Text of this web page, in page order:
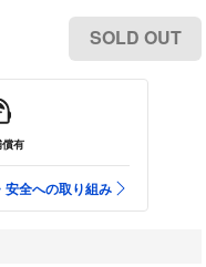
SOLD OUT
有
安全への取り組み